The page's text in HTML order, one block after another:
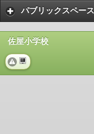
パブリックスペース
佐屋小学校